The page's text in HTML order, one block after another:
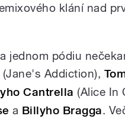
klání nad
jednom pódiu
(Jane's Addiction),
Cantrella (Alice In
a Billyho Bragga.